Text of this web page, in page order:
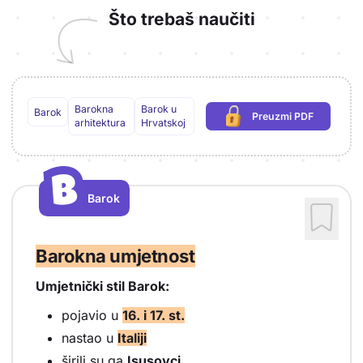
Što trebaš naučiti
Barok
Barokna
arhitektura
Barok u
Hrvatskoj
Preuzmi PDF
(potrebna prijava)
B
B
Barok
Barokna umjetnost
Umjetnički stil Barok:
pojavio u 16. i 17. st.
nastao u Italiji